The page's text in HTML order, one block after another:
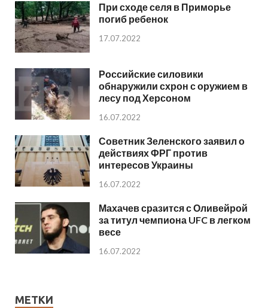
При сходе селя в Приморье
погиб ребенок
17.07.2022
Российские силовики
обнаружили схрон с оружием в
лесу под Херсоном
16.07.2022
Советник Зеленского заявил о
действиях ФРГ против
интересов Украины
16.07.2022
Махачев сразится с Оливейрой
за титул чемпиона UFC в легком
весе
16.07.2022
МЕТКИ